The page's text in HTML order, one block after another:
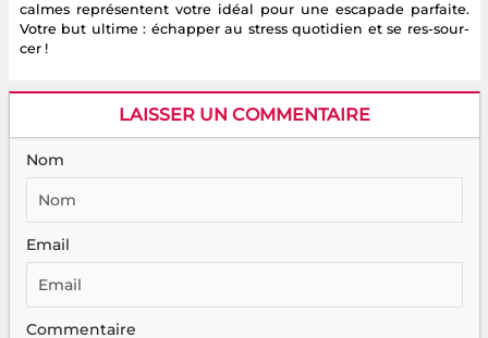
calmes représentent votre idéal pour une escapade parfaite.
Votre but ultime : échapper au stress quotidien et se res-sour-
cer !
LAISSER UN COMMENTAIRE
Nom
Email
Commentaire